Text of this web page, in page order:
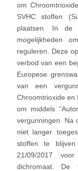
om
SVHC stoffen
plaatsen. In de
mogelijkheden
reguleren. Deze
verbod van een
Europese
van een
Chroomtrioxide en
om middels
vergunningen. Na
niet langer
stoffen te blijven
21/09/2017
dichromaat. De